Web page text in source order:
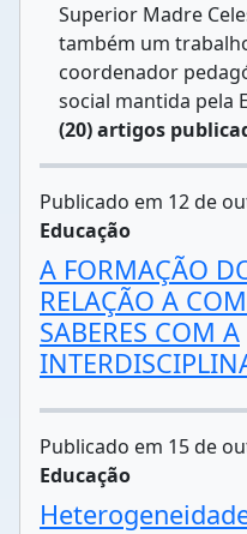
Superior Madre
também um
coordenador
social mantida pela
(20) artigos
Publicado em 12 de
Educação
A FORMAÇÃO
RELAÇÃO A
SABERES COM A
Publicado em 15 de
Educação